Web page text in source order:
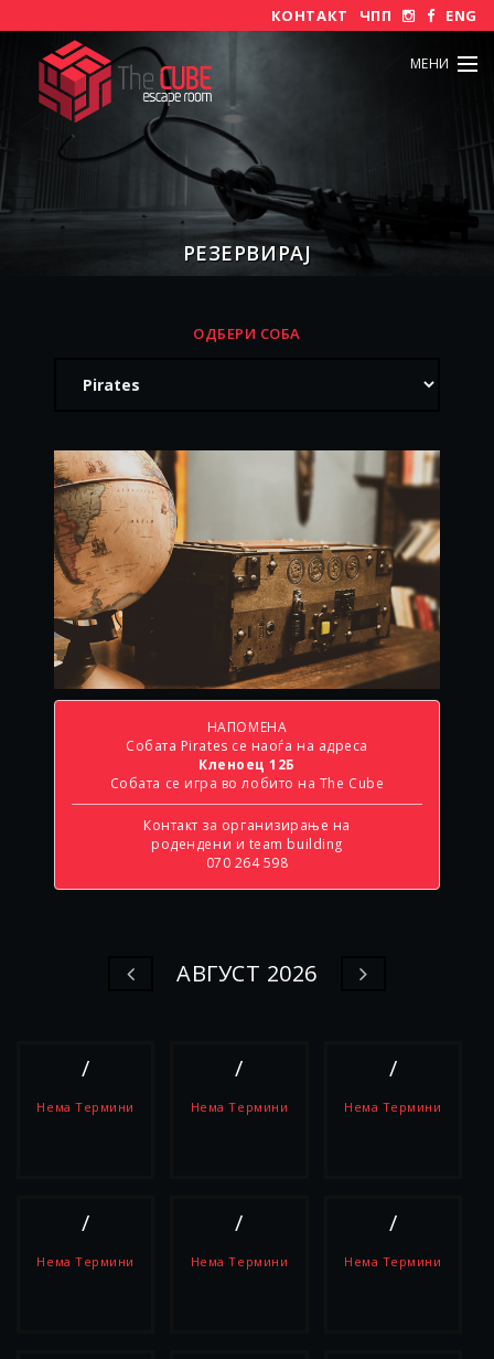
ENG
ЧПП
КОНТАКТ
МЕНИ
РЕЗЕРВИРАЈ
ОДБЕРИ СОБА
НАПОМЕНА
Собата Pirates се наоѓа на адреса
Кленоец 12Б
Собата се игра во лобито на The Cube
Контакт за организирање на
родендени и team building
070 264 598
АВГУСТ 2026
/
Нема Термини
/
Нема Термини
/
Нема Термини
/
Нема Термини
/
Нема Термини
/
Нема Термини